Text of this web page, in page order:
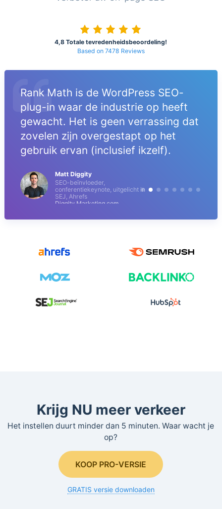
4,8 Totale tevredenheidsbeoordeling!
Based on 7478 Reviews
Rank Math is de WordPress SEO-
plug-in waar de industrie op heeft
gewacht. Het is geen verrassing dat
zovelen zijn overgestapt op het
gebruik ervan (inclusief ikzelf).
Matt Diggity
SEO-beïnvloeder,
conferentiekeynote, uitgelicht in
SEJ, Ahrefs
Diggity Marketing.com
Krijg NU meer verkeer
Het instellen duurt minder dan 5 minuten. Waar wacht je
op?
KOOP PRO-VERSIE
GRATIS versie downloaden